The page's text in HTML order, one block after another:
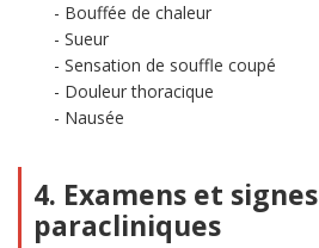
Bouffée de chaleur
Sueur
Sensation de souffle coupé
Douleur thoracique
Nausée
4. Examens et signes
paracliniques